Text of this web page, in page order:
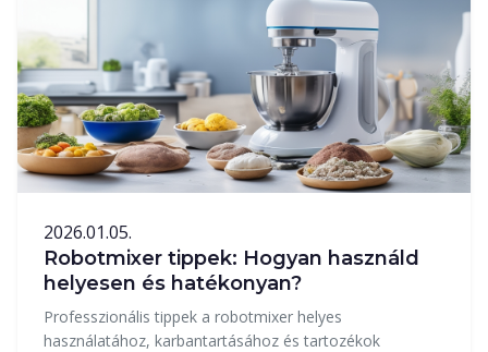
2026.01.05.
Robotmixer tippek: Hogyan használd
helyesen és hatékonyan?
Professzionális tippek a robotmixer helyes
használatához, karbantartásához és tartozékok